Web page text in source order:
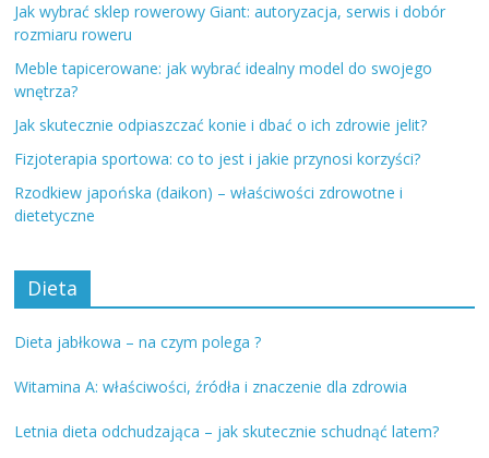
Jak wybrać sklep rowerowy Giant: autoryzacja, serwis i dobór
rozmiaru roweru
Meble tapicerowane: jak wybrać idealny model do swojego
wnętrza?
Jak skutecznie odpiaszczać konie i dbać o ich zdrowie jelit?
Fizjoterapia sportowa: co to jest i jakie przynosi korzyści?
Rzodkiew japońska (daikon) – właściwości zdrowotne i
dietetyczne
Dieta
Dieta jabłkowa – na czym polega ?
Witamina A: właściwości, źródła i znaczenie dla zdrowia
Letnia dieta odchudzająca – jak skutecznie schudnąć latem?